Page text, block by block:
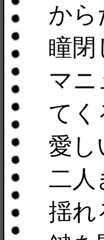
から
瞳閉
マ
てく
愛し
二人
揺れ